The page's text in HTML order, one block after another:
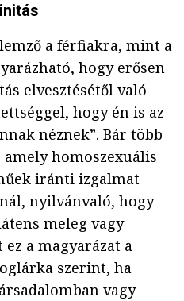
a férfiakra, mint a
hogy erősen
elvesztésétől való
hogy én is az
néznek”. Bár több
homoszexuális
iránti izgalmat
nyilvánvaló, hogy
meleg vagy
a magyarázat a
szerint, ha
vagy